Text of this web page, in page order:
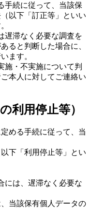
手続に従って、当該保
以下「訂正等」といい
遅滞なく必要な調査を
ると判断した場合に、
ます。
施・不実施について判
本人に対してご連絡い
利用停止等）
める手続に従って、当
下「利用停止等」とい
には、遅滞なく必要な
当該保有個人データの